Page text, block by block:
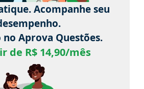
Acompanhe seu
no Aprova Questões.
de R$ 14,90/mês